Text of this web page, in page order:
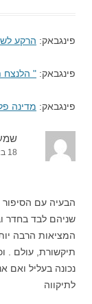
פינגבאק: הרקע
פינגבאק: " הלנצח
פינגבאק: מדינה
18 באוקטובר 2015 בשעה 8:34
הבעיה עם הסיפור
שניהם לבד בחדר
המציאות הרבה
תיקשורת, עולם .
נכונה בעליל ואם
לתיקווה